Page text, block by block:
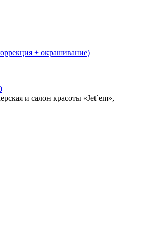
+ окрашивание)
и салон красоты «Jet`em»,